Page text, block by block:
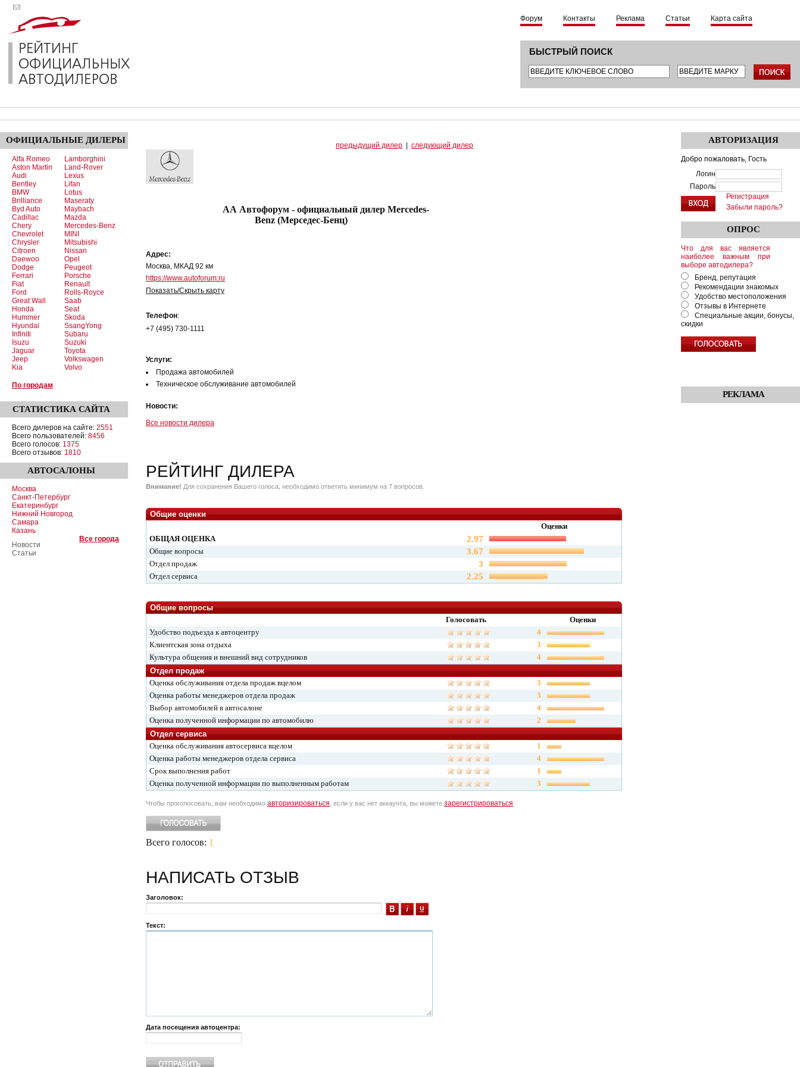
Форум Контакты Реклама Статьи Карта сайта
БЫСТРЫЙ ПОИСК
ОФИЦИАЛЬНЫЕ ДИЛЕРЫ
Alfa Romeo
Aston Martin
Audi
Bentley
BMW
Brilliance
Byd Auto
Cadillac
Chery
Chevrolet
Chrysler
Citroen
Daewoo
Dodge
Ferrari
Fiat
Ford
Great Wall
Honda
Hummer
Hyundai
Infiniti
Isuzu
Jaguar
Jeep
Kia
Lamborghini
Land-Rover
Lexus
Lifan
Lotus
Maseraty
Maybach
Mazda
Mercedes-Benz
MINI
Mitsubishi
Nissan
Opel
Peugeot
Porsche
Renault
Rolls-Royce
Saab
Seat
Skoda
SsangYong
Subaru
Suzuki
Toyota
Volkswagen
Volvo
По городам
СТАТИСТИКА САЙТА
Всего дилеров на сайте: 2551
Всего пользователей: 8456
Всего голосов: 1375
Всего отзывов: 1810
АВТОСАЛОНЫ
Москва
Санкт-Петербург
Екатеринбург
Нижний Новгород
Самара
Казань
Все города
Новости
Статьи
АВТОРИЗАЦИЯ
Добро пожаловать, Гость
Логин
Пароль
Регистрация
Забыли пароль?
ОПРОС
Что для вас является
наиболее важным при
выборе автодилера?
Бренд, репутация
Рекомендации знакомых
Удобство местоположения
Отзывы в Интернете
Специальные акции, бонусы,
скидки
РЕКЛАМА
предыдущий дилер следующий дилер
АА Автофорум - официальный дилер Mercedes-
Benz (Мерседес-Бенц)
Адрес:
Москва, МКАД 92 км
https://www.autoforum.ru
Показать/Скрыть карту
Телефон:
+7 (495) 730-1111
Услуги:
Продажа автомобилей
Техническое обслуживание автомобилей
Новости:
Все новости дилера
РЕЙТИНГ ДИЛЕРА
Внимание! Для сохранения Вашего голоса, необходимо ответить минимум на 7 вопросов.
Общие оценки
Оценки
ОБЩАЯ ОЦЕНКА
2.97
Общие вопросы 3.67
Отдел продаж 3
Отдел сервиса 2.25
Общие вопросы
Голосовать
Оценки
Удобство подъезда к автоцентру
4
Клиентская зона отдыха
3
Культура общения и внешний вид сотрудников
4
Отдел продаж
Оценка обслуживания отдела продаж вцелом
3
Оценка работы менеджеров отдела продаж
3
Выбор автомобилей в автосалоне
4
Оценка полученной информации по автомобилю
2
Отдел сервиса
Оценка обслуживания автосервиса вцелом
1
Оценка работы менеджеров отдела сервиса
4
Срок выполнения работ
1
Оценка полученной информации по выполненным работам
3
Чтобы проголосовать, вам необходимо авторизироваться , если у вас нет аккаунта, вы можете зарегистрироваться
Всего голосов: 1
НАПИСАТЬ ОТЗЫВ
Заголовок:
Текст:
Дата посещения автоцентра: